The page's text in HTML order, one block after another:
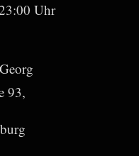
Uhr
93,